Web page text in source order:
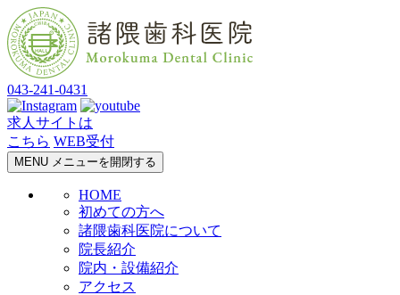
043-241-0431
求人サイトは
こちら WEB受付
MENU メニューを開閉する
HOME
初めての方へ
諸隈歯科医院について
院長紹介
院内・設備紹介
アクセス